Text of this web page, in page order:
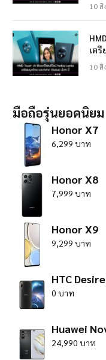
10 สิ
เต
10 สิ
มือถือรุ่นยอดนิยม
Honor X7
6,299 บาท
Honor X8
7,999 บาท
Honor X9
9,299 บาท
HTC
0 บาท
Huawei
24,990 บาท